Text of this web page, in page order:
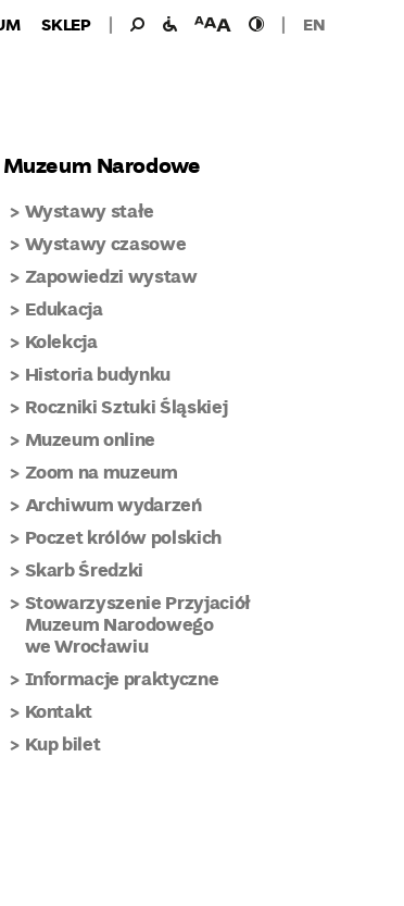
SKLEP Wyszukaj
Wyszukiwanie
dla:
udogodnieniawielkość
czcionki
wysoki
kontrast
EN
Muzeum Narodowe
Wystawy stałe
Wystawy czasowe
Zapowiedzi wystaw
Edukacja
Kolekcja
Historia budynku
Roczniki Sztuki Śląskiej
Muzeum online
Zoom na muzeum
Archiwum wydarzeń
Poczet królów polskich
Skarb Średzki
Stowarzyszenie Przyjaciół
Muzeum Narodowego
we Wrocławiu
Informacje praktyczne
Kontakt
Kup bilet